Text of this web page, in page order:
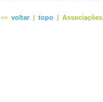
<< voltar | topo | Associações